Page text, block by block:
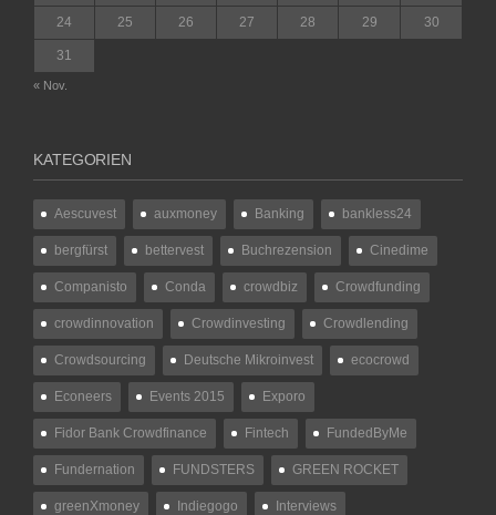
24 25 26 27 28 29 30
31
« Nov.
KATEGORIEN
Aescuvest auxmoney Banking bankless24
bergfürst bettervest Buchrezension Cinedime
Companisto Conda crowdbiz Crowdfunding
crowdinnovation Crowdinvesting Crowdlending
Crowdsourcing Deutsche Mikroinvest ecocrowd
Econeers Events 2015 Exporo
Fidor Bank Crowdfinance Fintech FundedByMe
Fundernation FUNDSTERS GREEN ROCKET
greenXmoney Indiegogo Interviews